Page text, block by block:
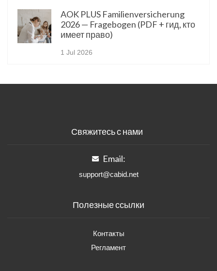
AOK PLUS Familienversicherung
2026 — Fragebogen (PDF + гид, кто
имеет право)
1 Jul 2026
Свяжитесь с нами
Email:
support@cabid.net
Полезные ссылки
Контакты
Регламент